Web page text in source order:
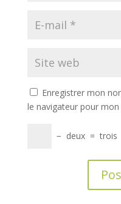
Enregistrer mon
le navigateur pour
− deux = trois